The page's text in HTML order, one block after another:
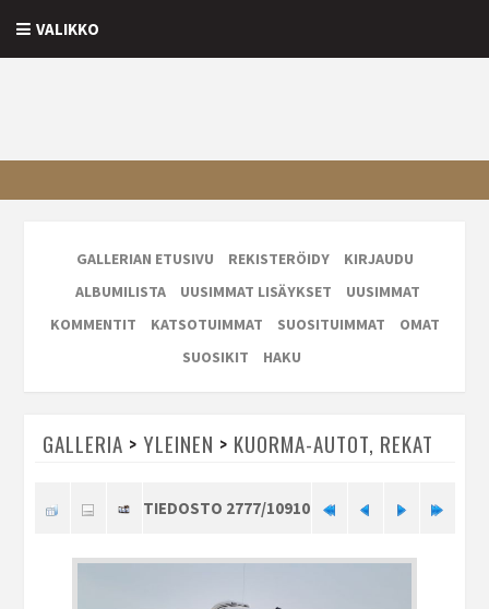
VALIKKO
GALLERIAN ETUSIVU REKISTERÖIDY
KIRJAUDU
ALBUMILISTA
UUSIMMAT LISÄYKSET
UUSIMMAT
KOMMENTIT
KATSOTUIMMAT SUOSITUIMMAT
OMAT
SUOSIKIT
HAKU
GALLERIA > YLEINEN > KUORMA-AUTOT, REKAT
TIEDOSTO 2777/10910